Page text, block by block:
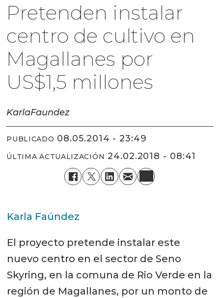
Pretenden instalar
centro de cultivo en
Magallanes por
US$1,5 millones
KarlaFaundez
PUBLICADO 08.05.2014 - 23:49
ÚLTIMA ACTUALIZACIÓN 24.02.2018 - 08:41
Karla Faúndez
El proyecto pretende instalar este
nuevo centro en el sector de Seno
Skyring, en la comuna de Rio Verde en la
región de Magallanes, por un monto de